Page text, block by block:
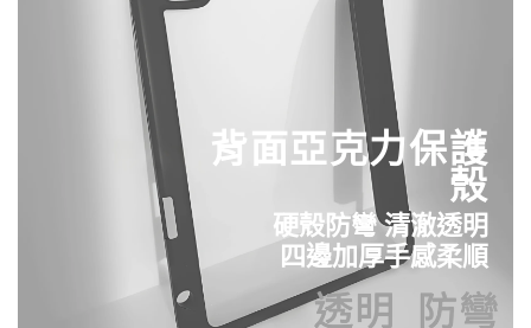
背面亞克力保護
殼
硬殼防彎 清澈透明
四邊加厚手感柔順